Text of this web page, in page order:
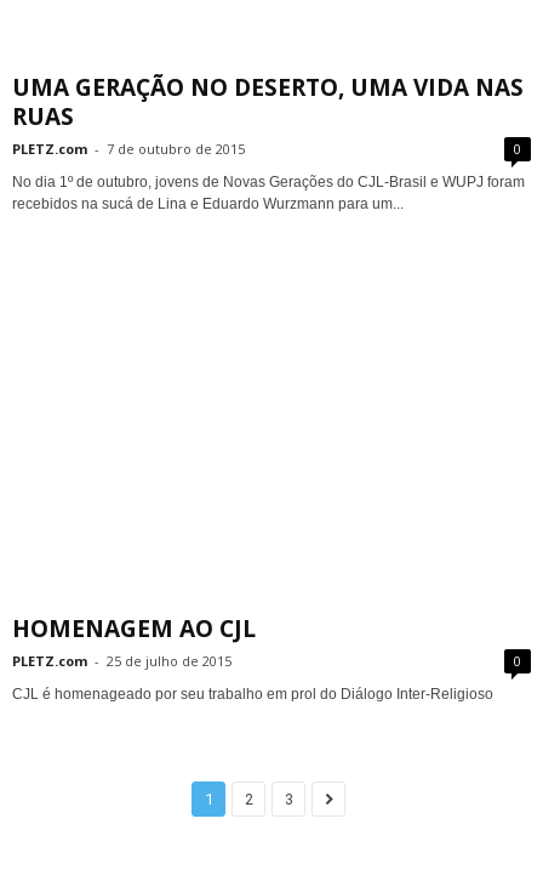
UMA GERAÇÃO NO DESERTO, UMA VIDA NAS
RUAS
PLETZ.com - 7 de outubro de 2015 0
No dia 1º de outubro, jovens de Novas Gerações do CJL-Brasil e WUPJ foram
recebidos na sucá de Lina e Eduardo Wurzmann para um...
HOMENAGEM AO CJL
PLETZ.com - 25 de julho de 2015 0
CJL é homenageado por seu trabalho em prol do Diálogo Inter-Religioso
1 2 3